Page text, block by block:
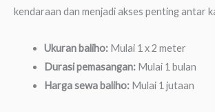
kendaraan dan menjadi akses penting antar
Ukuran baliho:Mulai 1 x 2 meter
Durasi pemasangan:Mulai 1 bulan
Harga sewa baliho:Mulai 1 jutaan